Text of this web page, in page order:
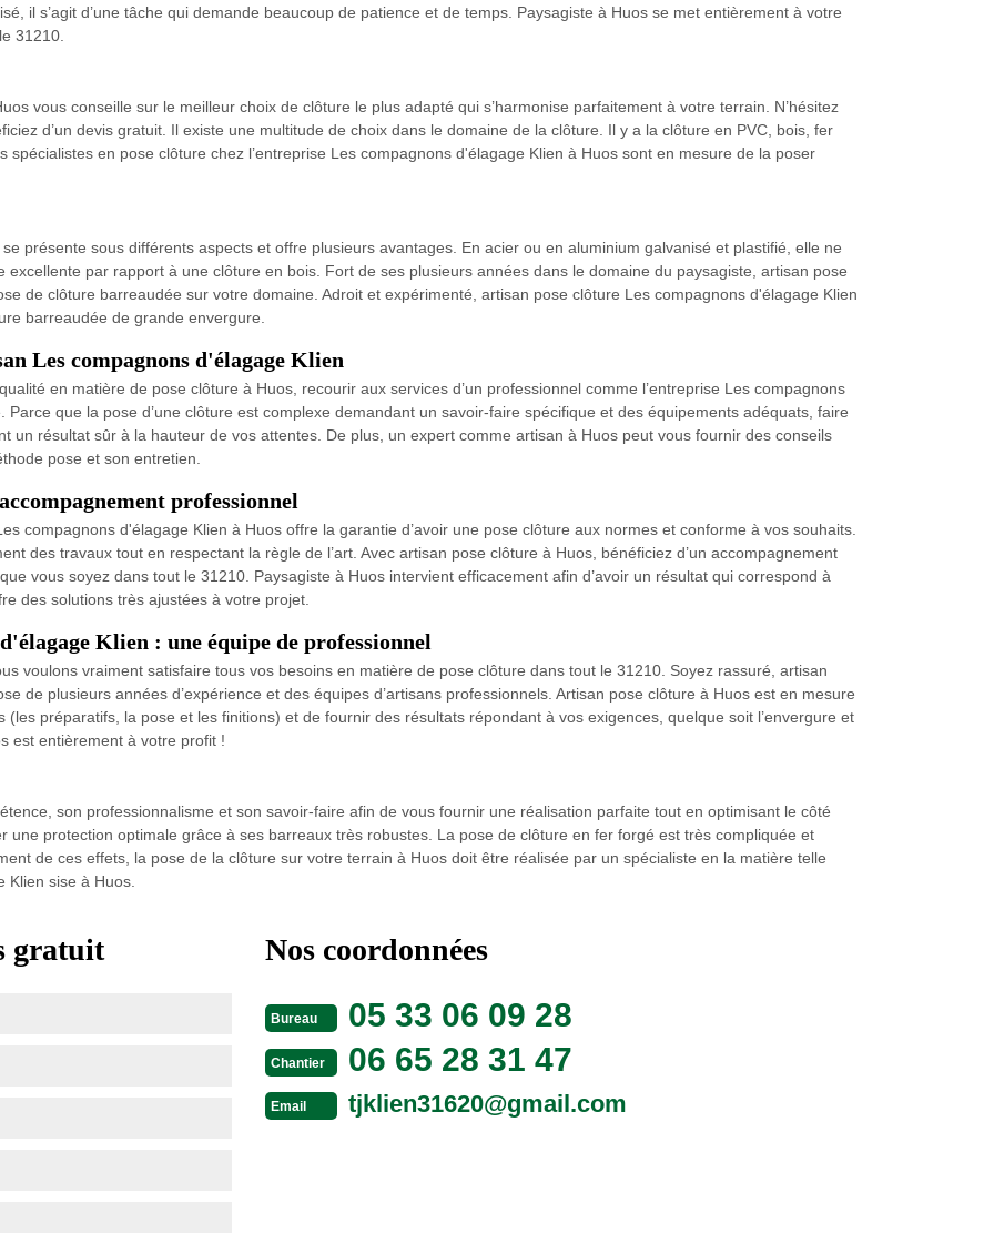
il s’agit d’une tâche qui demande beaucoup de patience et de temps. Paysagiste à Huos se met entièrement à votre
31210.
vous conseille sur le meilleur choix de clôture le plus adapté qui s’harmonise parfaitement à votre terrain. N’hésitez
d’un devis gratuit. Il existe une multitude de choix dans le domaine de la clôture. Il y a la clôture en PVC, bois, fer
en pose clôture chez l’entreprise Les compagnons d'élagage Klien à Huos sont en mesure de la poser
présente sous différents aspects et offre plusieurs avantages. En acier ou en aluminium galvanisé et plastifié, elle ne
par rapport à une clôture en bois. Fort de ses plusieurs années dans le domaine du paysagiste, artisan pose
de clôture barreaudée sur votre domaine. Adroit et expérimenté, artisan pose clôture Les compagnons d'élagage Klien
barreaudée de grande envergure.
Les compagnons d'élagage Klien
en matière de pose clôture à Huos, recourir aux services d’un professionnel comme l’entreprise Les compagnons
Parce que la pose d’une clôture est complexe demandant un savoir-faire spécifique et des équipements adéquats, faire
un résultat sûr à la hauteur de vos attentes. De plus, un expert comme artisan à Huos peut vous fournir des conseils
pose et son entretien.
professionnel
compagnons d'élagage Klien à Huos offre la garantie d’avoir une pose clôture aux normes et conforme à vos souhaits.
des travaux tout en respectant la règle de l’art. Avec artisan pose clôture à Huos, bénéficiez d’un accompagnement
vous soyez dans tout le 31210. Paysagiste à Huos intervient efficacement afin d’avoir un résultat qui correspond à
des solutions très ajustées à votre projet.
Klien : une équipe de professionnel
voulons vraiment satisfaire tous vos besoins en matière de pose clôture dans tout le 31210. Soyez rassuré, artisan
de plusieurs années d’expérience et des équipes d’artisans professionnels. Artisan pose clôture à Huos est en mesure
(les préparatifs, la pose et les finitions) et de fournir des résultats répondant à vos exigences, quelque soit l’envergure et
est entièrement à votre profit !
son professionnalisme et son savoir-faire afin de vous fournir une réalisation parfaite tout en optimisant le côté
protection optimale grâce à ses barreaux très robustes. La pose de clôture en fer forgé est très compliquée et
de ces effets, la pose de la clôture sur votre terrain à Huos doit être réalisée par un spécialiste en la matière telle
Klien sise à Huos.
gratuit Nos coordonnées
Bureau 05 33 06 09 28
Chantier 06 65 28 31 47
Email tjklien31620@gmail.com